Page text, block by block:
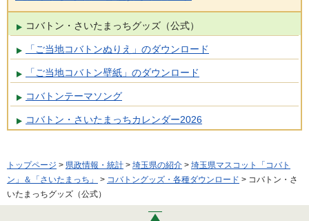
コバトン・さいたまっちグッズ（公式）
「ご当地コバトンぬりえ」のダウンロード
「ご当地コバトン壁紙」のダウンロード
コバトンテーマソング
コバトン・さいたまっちカレンダー2026
トップページ > 県政情報・統計 > 埼玉県の紹介 > 埼玉県マスコット「コバト
ン」＆「さいたまっち」
> コバトングッズ・各種ダウンロード > コバトン・さ
いたまっちグッズ（公式）